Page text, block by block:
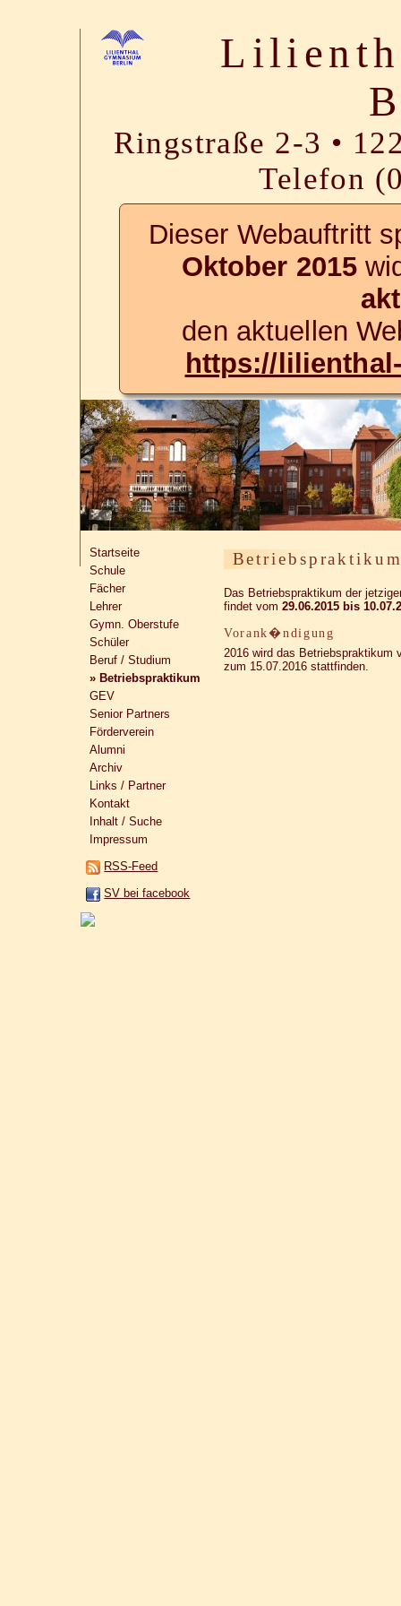
Ringstraße 2-3 •
Telefon
Dieser Webauftritt
Oktober 2015
den aktuellen
https://
Startseite
Schule
Fächer
Lehrer
Gymn. Oberstufe
Schüler
Beruf / Studium
» Betriebspraktikum
GEV
Senior Partners
Förderverein
Alumni
Archiv
Links / Partner
Kontakt
Inhalt / Suche
Impressum
RSS-Feed
SV bei facebook
Das Betriebspraktikum der
findet vom 29.06.2015 bis
Vorank�ndigung
2016 wird das Betriebspraktikum
zum 15.07.2016 stattfinden.